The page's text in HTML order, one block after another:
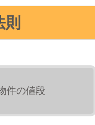
件の値段